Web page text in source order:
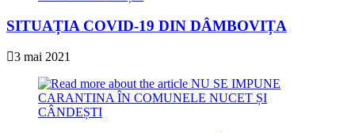
SITUAȚIA COVID-19 DIN DÂMBOVIȚA
3 mai 2021